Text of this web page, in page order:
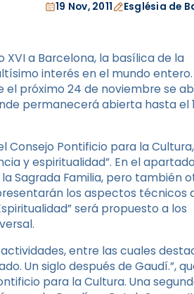
19 Nov, 2011 Església de
a Barcelona, la basílica de la
interés en el mundo entero.
el próximo 24 de noviembre se
permanecerá abierta hasta el
Consejo Pontificio para la
y espiritualidad”. En el
Sagrada Familia, pero también
los aspectos técnicos
será propuesto a los
entre las cuales
Un siglo después de Gaudí.”,
para la Cultura. Una